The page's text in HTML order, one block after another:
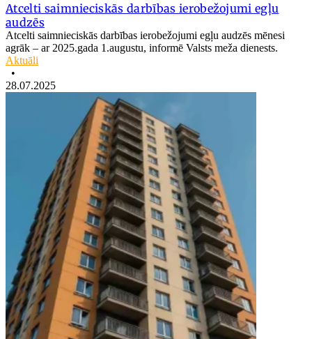
Atcelti saimnieciskās darbības ierobežojumi egļu
audzēs
Atcelti saimnieciskās darbības ierobežojumi egļu audzēs mēnesi
agrāk – ar 2025.gada 1.augustu, informē Valsts meža dienests.
Aktuāli
•
28.07.2025